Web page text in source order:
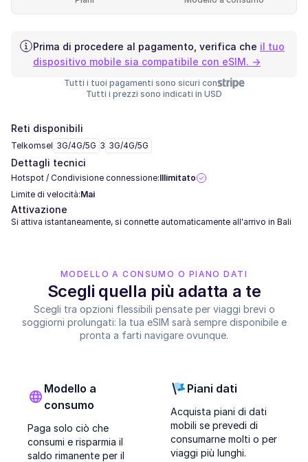
Prima di procedere al pagamento, verifica che il tuo
dispositivo mobile sia compatibile con eSIM. →
Tutti i tuoi pagamenti sono sicuri con
Tutti i prezzi sono indicati in USD
Reti disponibili
Telkomsel 3G/4G/5G 3 3G/4G/5G
Dettagli tecnici
Hotspot / Condivisione connessione:Illimitato
Limite di velocità:Mai
Attivazione
Si attiva istantaneamente, si connette automaticamente all'arrivo in Bali
MODELLO A CONSUMO O PIANO DATI
Scegli quella più adatta a te
Scegli tra opzioni flessibili pensate per viaggi brevi o
soggiorni prolungati: la tua eSIM sarà sempre disponibile e
pronta a farti navigare ovunque.
Modello a
consumo
Paga solo ciò che
consumi e risparmia il
saldo rimanente per il
Piani dati
Acquista piani di dati
mobili se prevedi di
consumarne molti o per
viaggi più lunghi.